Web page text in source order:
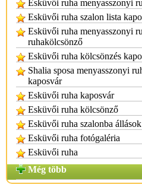
Eskűvői ruha menyasszonyi
Esküvői ruha szalon lista
Esküvői ruha menyasszonyi
ruhakölcsönző
Esküvői ruha kölcsönzés
Shalia sposa menyasszonyi
kaposvár
Esküvői ruha kaposvár
Esküvői ruha kölcsönző
Esküvői ruha szalonba állások
Esküvői ruha fotógaléria
Esküvői ruha
Még több